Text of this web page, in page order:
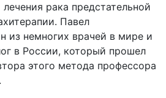
рака предстательной
Павел
из немногих врачей в мире и
в России, который прошел
этого метода профессора